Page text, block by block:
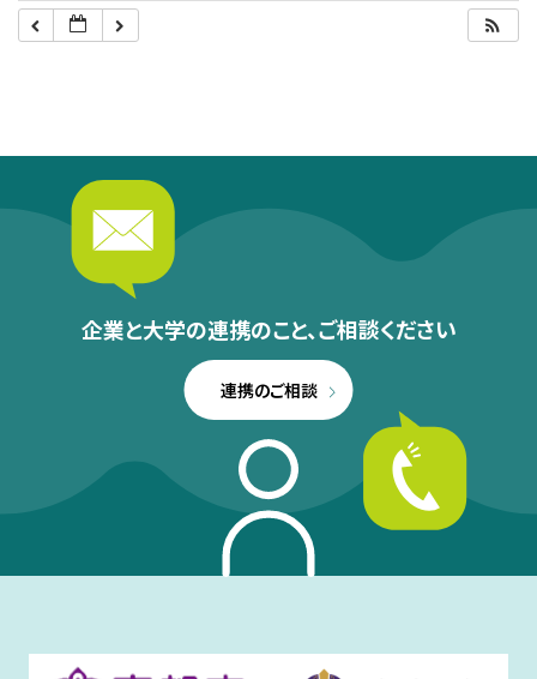
企業と大学の連携のこと、ご相談ください
連携のご相談